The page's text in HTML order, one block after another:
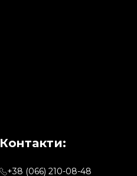
Контакти:
+38 (066) 210-08-48